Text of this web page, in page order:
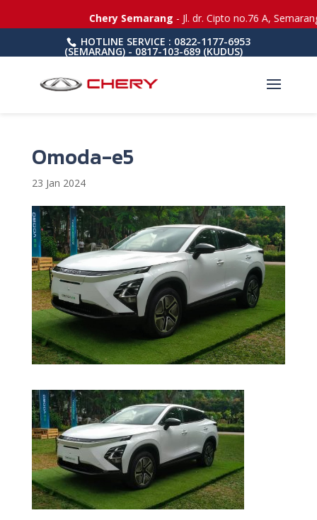
HOTLINE SERVICE : 0822-1177-6953
(SEMARANG) - 0817-103-689 (KUDUS)
Omoda-e5
23 Jan 2024
Chery Semarang- Jl. dr. Cipto no.76 A,